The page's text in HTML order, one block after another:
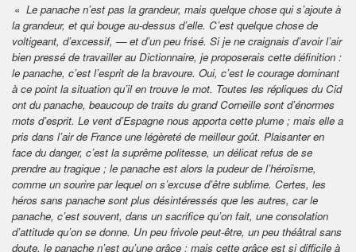
« Le panache n’est pas la grandeur, mais quelque chose qui s’ajoute à
la grandeur, et qui bouge au-dessus d’elle. C’est quelque chose de
voltigeant, d’excessif, — et d’un peu frisé. Si je ne craignais d’avoir l’air
bien pressé de travailler au Dictionnaire, je proposerais cette définition :
le panache, c’est l’esprit de la bravoure. Oui, c’est le courage dominant
à ce point la situation qu’il en trouve le mot. Toutes les répliques du Cid
ont du panache, beaucoup de traits du grand Corneille sont d’énormes
mots d’esprit. Le vent d’Espagne nous apporta cette plume ; mais elle a
pris dans l’air de France une légèreté de meilleur goût. Plaisanter en
face du danger, c’est la suprême politesse, un délicat refus de se
prendre au tragique ; le panache est alors la pudeur de l’héroïsme,
comme un sourire par lequel on s’excuse d’être sublime. Certes, les
héros sans panache sont plus désintéressés que les autres, car le
panache, c’est souvent, dans un sacrifice qu’on fait, une consolation
d’attitude qu’on se donne. Un peu frivole peut-être, un peu théâtral sans
doute, le panache n’est qu’une grâce ; mais cette grâce est si difficile à